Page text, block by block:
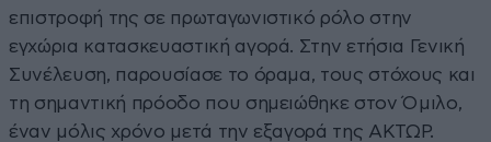
επιστροφή της σε πρωταγωνιστικό ρόλο στην
εγχώρια κατασκευαστική αγορά. Στην ετήσια Γενική
Συνέλευση, παρουσίασε το όραμα, τους στόχους και
τη σημαντική πρόοδο που σημειώθηκε στον Όμιλο,
έναν μόλις χρόνο μετά την εξαγορά της ΑΚΤΩΡ.